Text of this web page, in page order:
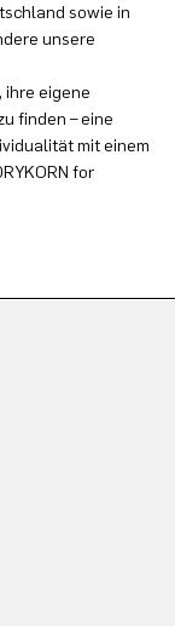
sowie in
unsere
ihre eigene
finden – eine
mit einem
for